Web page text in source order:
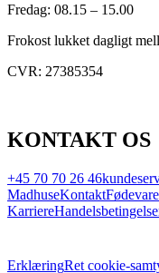
Fredag: 08.15 – 15.00
Frokost lukket dagligt
CVR: 27385354
KONTAKT OS
+45 70 70 26 46
MadhuseKontakt
Karriere
ErklæringRet cookie-